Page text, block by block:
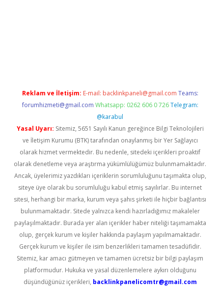
Reklam ve İletişim: E-mail: backlinkpaneli@gmail.com Teams:
forumhizmeti@gmail.com Whatsapp: 0262 606 0 726 Telegram:
@karabul
Yasal Uyarı: Sitemiz, 5651 Sayılı Kanun gereğince Bilgi Teknolojileri
ve İletişim Kurumu (BTK) tarafından onaylanmış bir Yer Sağlayıcı
olarak hizmet vermektedir. Bu nedenle, sitedeki içerikleri proaktif
olarak denetleme veya araştırma yükümlülüğümüz bulunmamaktadır.
Ancak, üyelerimiz yazdıkları içeriklerin sorumluluğunu taşımakta olup,
siteye üye olarak bu sorumluluğu kabul etmiş sayılırlar. Bu internet
sitesi, herhangi bir marka, kurum veya şahıs şirketi ile hiçbir bağlantısı
bulunmamaktadır. Sitede yalnızca kendi hazırladığımız makaleler
paylaşılmaktadır. Burada yer alan içerikler haber niteliği taşımamakta
olup, gerçek kurum ve kişiler hakkında paylaşım yapılmamaktadır.
Gerçek kurum ve kişiler ile isim benzerlikleri tamamen tesadüfidir.
Sitemiz, kar amacı gütmeyen ve tamamen ücretsiz bir bilgi paylaşım
platformudur. Hukuka ve yasal düzenlemelere aykırı olduğunu
düşündüğünüz içerikleri, backlinkpanelicomtr@gmail.com